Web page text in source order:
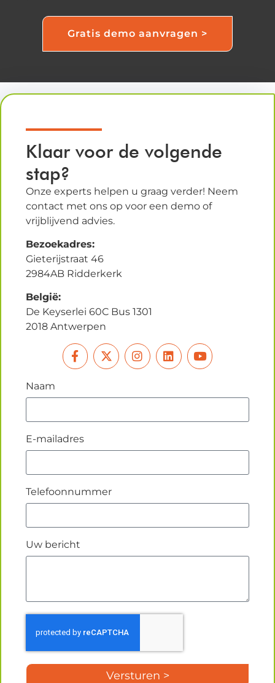
Gratis demo aanvragen >
Klaar voor de volgende
stap?
Onze experts helpen u graag verder! Neem
contact met ons op voor een demo of
vrijblijvend advies.
Bezoekadres:
Gieterijstraat 46
2984AB Ridderkerk
België:
De Keyserlei 60C Bus 1301
2018 Antwerpen
Naam
E-mailadres
Telefoonnummer
Uw bericht
Versturen >